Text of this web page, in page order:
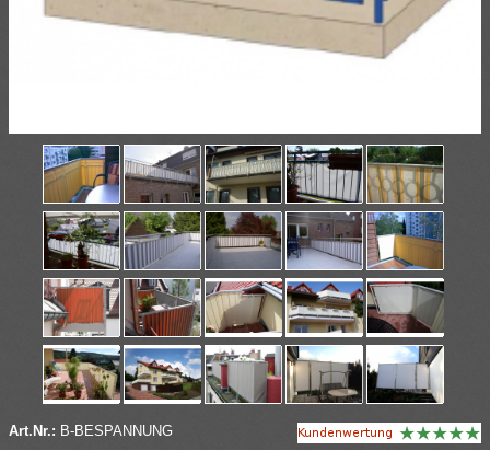
Art.Nr.: B-BESPANNUNG